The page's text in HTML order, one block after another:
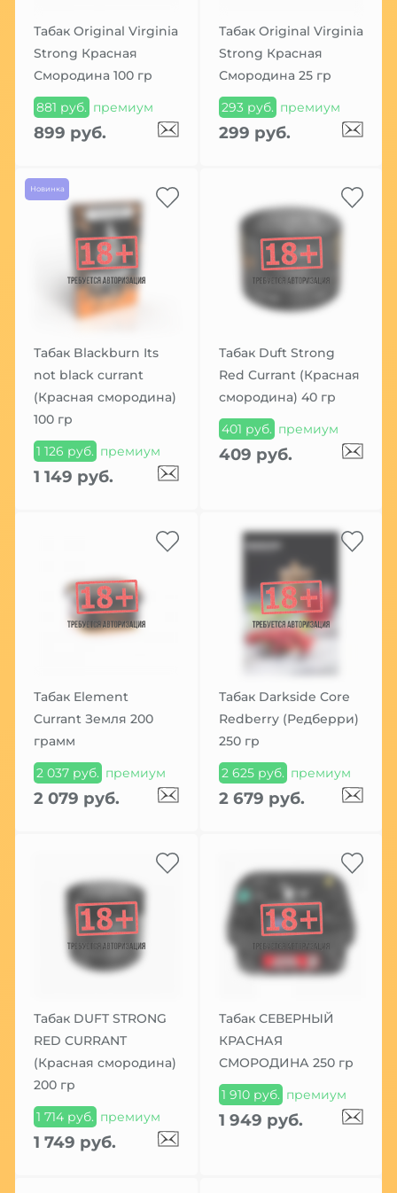
Табак Original Virginia
Strong Красная
Смородина 100 гр
881 руб. премиум
899 руб.
Табак Original Virginia
Strong Красная
Смородина 25 гр
293 руб. премиум
299 руб.
Новинка
Табак Blackburn Its
not black currant
(Красная смородина)
100 гр
1 126 руб. премиум
1 149 руб.
Табак Duft Strong
Red Currant (Красная
смородина) 40 гр
401 руб. премиум
409 руб.
Табак Element
Currant Земля 200
грамм
2 037 руб. премиум
2 079 руб.
Табак Darkside Core
Redberry (Редберри)
250 гр
2 625 руб. премиум
2 679 руб.
Табак DUFT STRONG
RED CURRANT
(Красная смородина)
200 гр
1 714 руб. премиум
1 749 руб.
Табак СЕВЕРНЫЙ
КРАСНАЯ
СМОРОДИНА 250 гр
1 910 руб. премиум
1 949 руб.